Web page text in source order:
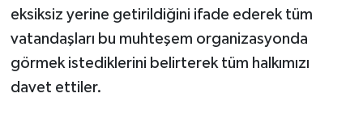
eksiksiz yerine getirildiğini ifade ederek tüm
vatandaşları bu muhteşem organizasyonda
görmek istediklerini belirterek tüm halkımızı
davet ettiler.